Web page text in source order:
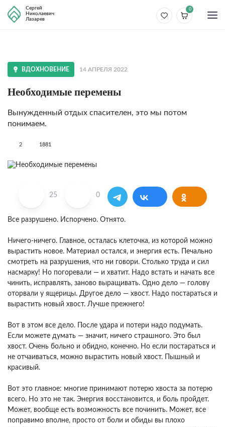
Сергей
Николаевич
Лазарев
0
ВДОХНОВЕНИЕ 14 АПРЕЛЯ 2022
Необходимые перемены
Вынужденный отдых спасителен, это мы потом
понимаем.
2 1881
25 0
Все разрушено. Испорчено. Отнято.
Ничего-ничего. Главное, осталась клеточка, из которой можно
вырастить новое. Материал остался, и энергия есть. Печально
смотреть на разрушения, что ни говори. Столько труда и сил
насмарку! Но погоревали — и хватит. Надо встать и начать все
чинить, исправлять, заново выращивать. Одно дело — голову
оторвали у ящерицы. Другое дело — хвост. Надо постараться и
вырастить новый хвост. Лучше прежнего!
Вот в этом все дело. После удара и потери надо подумать.
Если можете думать — значит, ничего страшного. Это был
хвост. Очень больно и обидно, конечно. Но если постараться и
не отчаиваться, можно вырастить новый хвост. Пышный и
красивый.
Вот это главное: многие принимают потерю хвоста за потерю
всего. Но это не так. Энергия восстановится, и боль пройдет.
Может, вообще есть возможность все починить. Может, все
поправимо вполне, просто от боли и обиды вы плохо